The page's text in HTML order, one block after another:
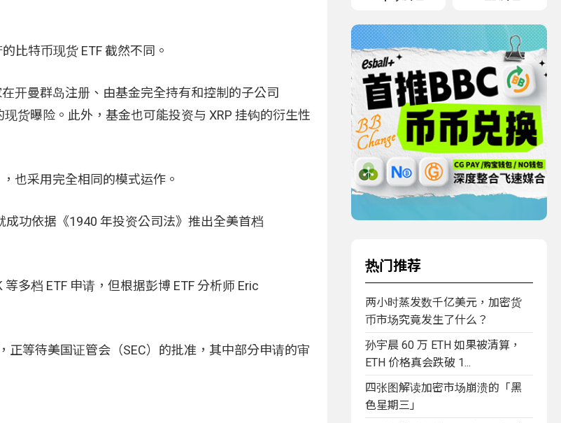
比特币现货 ETF 截然不同。
开曼群岛注册、由基金完全持有和控制的子公司
现货曝险。此外，基金也可能投资与 XRP 挂钩的衍生性
也采用完全相同的模式运作。
功依据《1940 年投资公司法》推出全美首档
多档 ETF 申请，但根据彭博 ETF 分析师 Eric
正等待美国证管会（SEC）的批准，其中部分申请的审
热门推荐
两小时蒸发数千亿美元，加密货
币市场究竟发生了什么？
孙宇晨 60 万 ETH 如果被清算，
ETH 价格真会跌破 1...
四张图解读加密市场崩溃的「黑
色星期三」